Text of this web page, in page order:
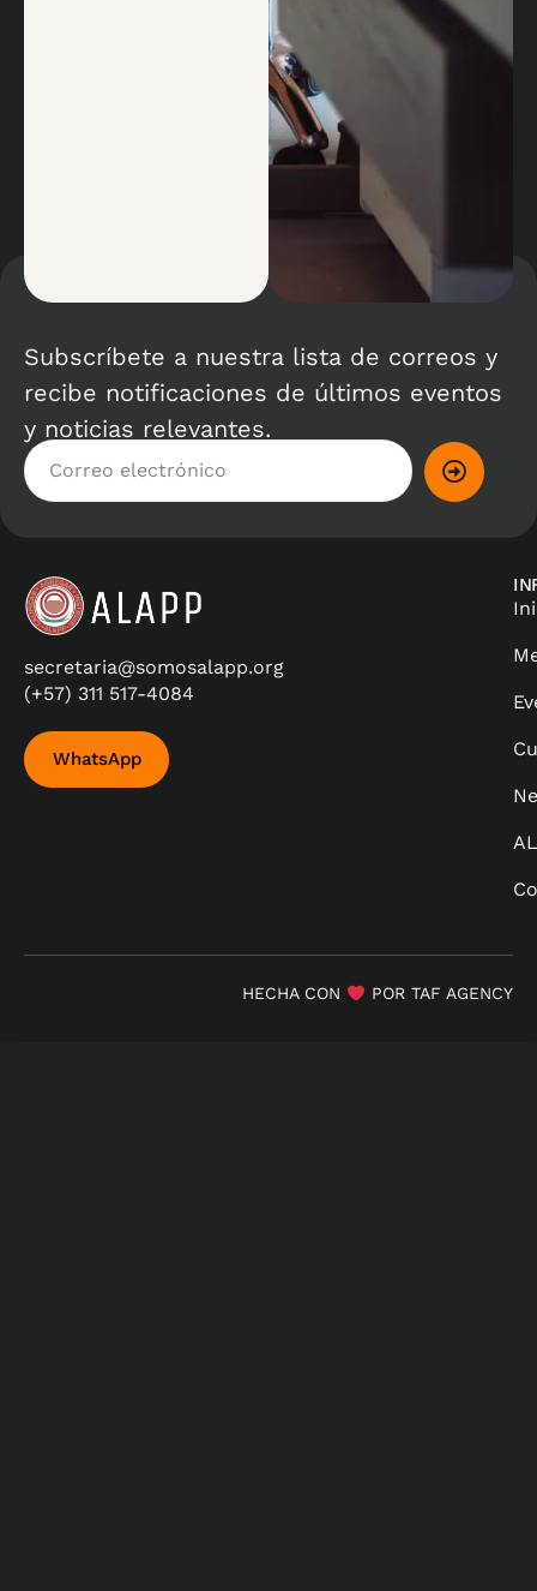
Subscríbete a nuestra lista de correos y
recibe notificaciones de últimos eventos
y noticias relevantes.
secretaria@somosalapp.org
(+57) 311 517-4084
WhatsApp
HECHA CON POR TAF AGENCY